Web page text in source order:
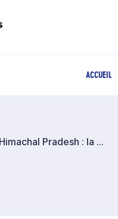
ACCUEIL
Himachal Pradesh : la Banque mondiale finance la résilience face aux catastrophes